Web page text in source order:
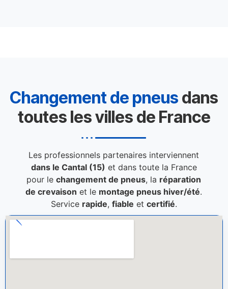
Changement de pneus dans
toutes les villes de France
Les professionnels partenaires interviennent
dans le Cantal (15) et dans toute la France
pour lechangement de pneus, la réparation
de crevaison et le montage pneus hiver/été.
Service rapide, fiable et certifié.